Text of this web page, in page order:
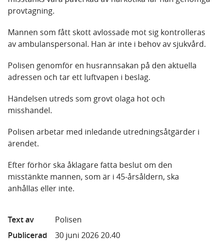
provtagning.
Mannen som fått skott avlossade mot sig kontrolleras
av ambulanspersonal. Han är inte i behov av sjukvård.
Polisen genomför en husrannsakan på den aktuella
adressen och tar ett luftvapen i beslag.
Händelsen utreds som grovt olaga hot och
misshandel.
Polisen arbetar med inledande utredningsåtgärder i
ärendet.
Efter förhör ska åklagare fatta beslut om den
misstänkte mannen, som är i 45-årsåldern, ska
anhållas eller inte.
Text av
Polisen
Publicerad
30 juni 2026 20.40